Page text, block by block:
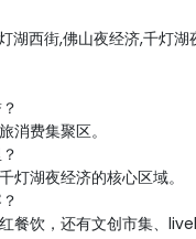
湖西街,佛山夜经济,千灯
消费集聚区。
灯湖夜经济的核心区域。
餐饮，还有文创市集、